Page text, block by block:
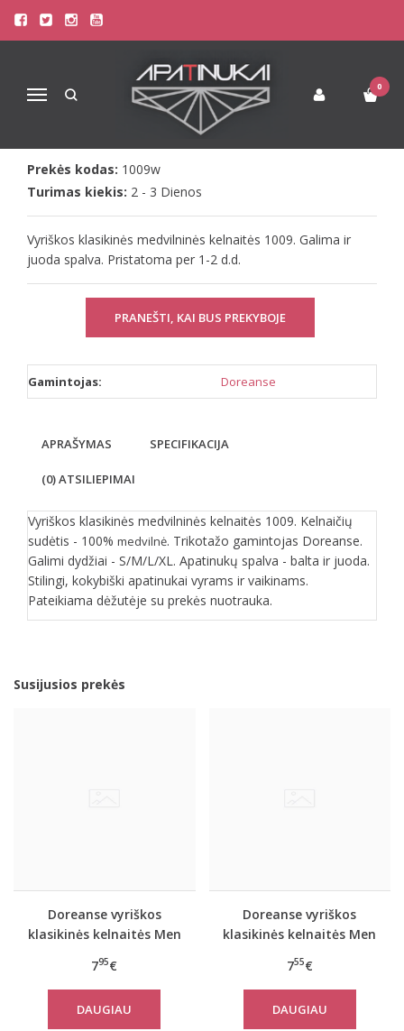
Navigacija
0
Pagrindinis Apatinis Trikotažas Vyrams
Vyriškos klasikinės medvilninės kelnaitės 1009
VYRIŠKOS KLASIKINĖS
MEDVILNINĖS KELNAITĖS 1009
Prekės kodas: 1009w
Turimas kiekis: 2 - 3 Dienos
Vyriškos klasikinės medvilninės kelnaitės 1009. Galima ir
juoda spalva. Pristatoma per 1-2 d.d.
PRANEŠTI, KAI BUS PREKYBOJE
Gamintojas: Doreanse
APRAŠYMAS SPECIFIKACIJA
(0) ATSILIEPIMAI
Vyriškos klasikinės medvilninės kelnaitės 1009. Kelnaičių
sudėtis - 100% medvilnė. Trikotažo gamintojas Doreanse.
Galimi dydžiai - S/M/L/XL. Apatinukų spalva - balta ir juoda.
Stilingi, kokybiški apatinukai vyrams ir vaikinams.
Pateikiama dėžutėje su prekės nuotrauka.
Susijusios prekės
Doreanse vyriškos
klasikinės kelnaitės Men
795€
DAUGIAU
Doreanse vyriškos
klasikinės kelnaitės Men
755€
DAUGIAU